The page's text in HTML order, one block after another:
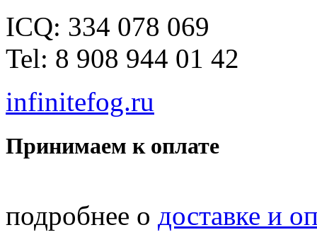
ICQ: 334 078 069
Tel: 8 908 944 01 42
infinitefog.ru
Принимаем к оплате
подробнее о доставке и